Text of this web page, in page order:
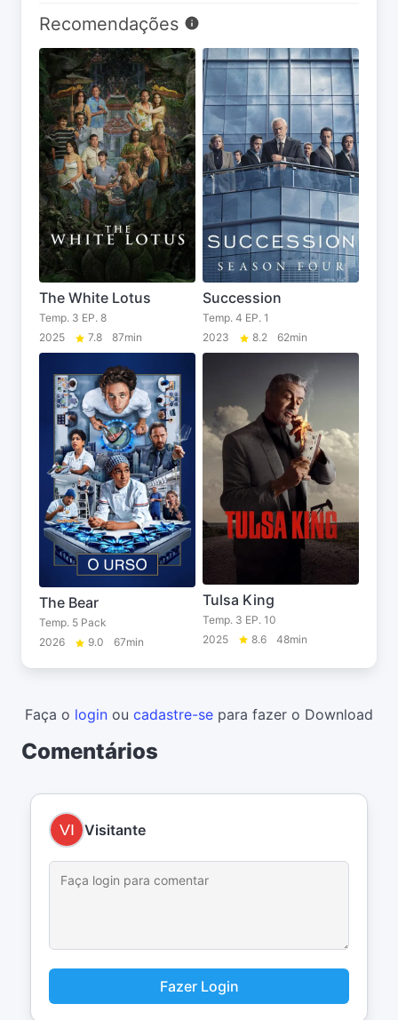
Recomendações
The White Lotus
Temp. 3 EP. 8
2025
7.8 87min
Succession
Temp. 4 EP. 1
2023
8.2 62min
The Bear
Temp. 5 Pack
2026
9.0 67min
Tulsa King
Temp. 3 EP. 10
2025
8.6 48min
Faça o login ou cadastre-se para fazer o Download
Comentários
Visitante
Fazer Login